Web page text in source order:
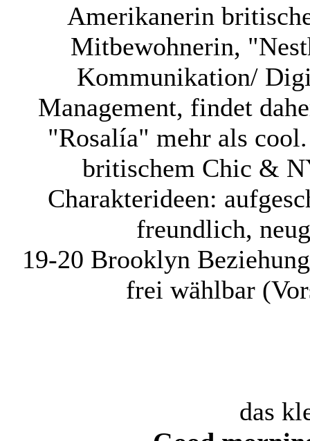
Amerikanerin
Mitbewohnerin,
Kommunikation/
Management, findet
"Rosalía" mehr als
britischem Chic &
Charakterideen:
freundlich,
19-20 Brooklyn
frei wählbar
das